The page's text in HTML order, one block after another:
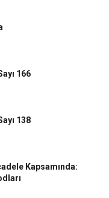
166
138
Kapsamında: